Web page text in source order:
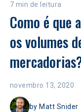
7 min de leitura
Como é que
os volumes
novembro 13, 2020
by Matt Snider